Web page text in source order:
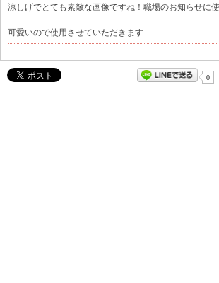
涼しげでとても素敵な画像ですね！職場のお知らせに
可愛いので使用させていただきます
0